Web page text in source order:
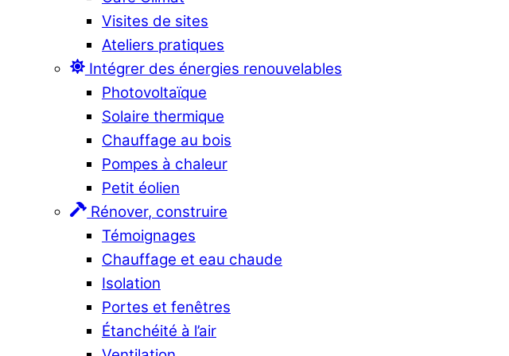
Visites de sites
Ateliers pratiques
Intégrer des énergies renouvelables
Photovoltaïque
Solaire thermique
Chauffage au bois
Pompes à chaleur
Petit éolien
Rénover, construire
Témoignages
Chauffage et eau chaude
Isolation
Portes et fenêtres
Étanchéité à l’air